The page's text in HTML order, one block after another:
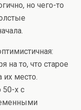
но чего-то
на то, что старое
их место.
50-х с